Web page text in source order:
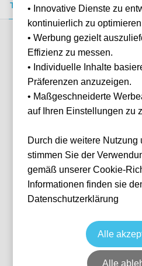
Tickets kaufen Event-Info
Verfügbare Kategorien (5)
Sitzplatz Gerade Oberrang
13:30
6
Deutschland
Ticket(s) + Hotel
298,00
• Innovative Dienste zu
kontinuierlich zu
• Werbung gezielt
Effizienz zu messen.
• Individuelle Inhalte
Präferenzen anzuzeigen.
• Maßgeschneiderte
auf Ihren Einstellungen zu
Durch die weitere Nutzung
stimmen Sie der
gemäß unserer Cookie-
Informationen finden sie
Datenschutzerklärung
Alle
Alle